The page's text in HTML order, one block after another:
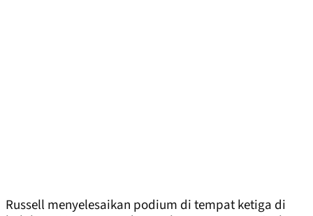
Russell menyelesaikan podium di tempat ketiga di